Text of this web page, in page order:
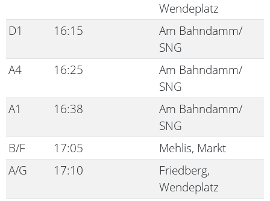
Wendeplatz
D1
16:15
Am Bahndamm/
SNG
A4
16:25
Am Bahndamm/
SNG
A1
16:38
Am Bahndamm/
SNG
B/F
17:05
Mehlis, Markt
A/G
17:10
Friedberg,
Wendeplatz